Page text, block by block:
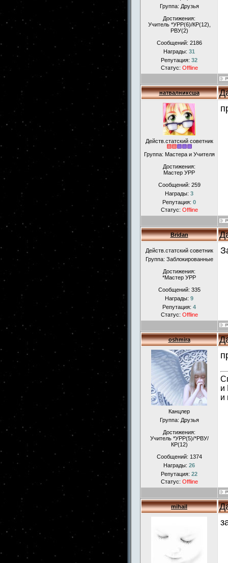
Группа: Друзья
Достижения:
Учитель *УРР(6)/КР(12),
РВУ(2)
Сообщений: 2186
Награды: 31
Репутация: 32
Статус: Offline
натвалниксша
Действ.статский советник
Группа: Мастера и Учителя
Достижения:
Мастер УРР
Сообщений: 259
Награды: 3
Репутация: 0
Статус: Offline
Bridan
Действ.статский советник
Группа: Заблокированные
Достижения:
*Мастер УРР
Сообщений: 335
Награды: 9
Репутация: 4
Статус: Offline
oshmira
Канцлер
Группа: Друзья
Достижения:
Учитель *УРР(5)/*РВУ/
КР(12)
Сообщений: 1374
Награды: 26
Репутация: 22
Статус: Offline
и
и
mihail